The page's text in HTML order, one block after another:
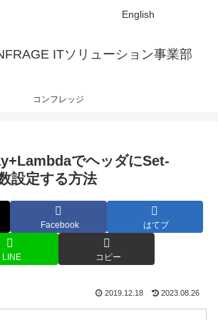
ITソリューション事業部
コンフレッジ
English
でヘッダにSet-
設定する方法
Facebook はてブ
LINE コピー
2019.12.18 2023.08.26